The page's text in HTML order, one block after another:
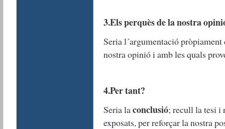
3.Els perquès de la nostra
Seria l´argumentació
nostra opinió i amb les quals
4.Per tant?
Seria laconclusió; recull la tesi i
exposats, per reforçar la nostra